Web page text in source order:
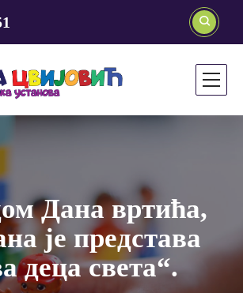
Дана вртића,
је представа
деца света“.